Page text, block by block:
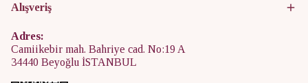
Alışveriş
Adres:
Camiikebir mah. Bahriye cad. No:19 A
34440 Beyoğlu İSTANBUL